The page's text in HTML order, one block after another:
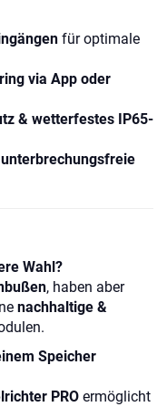
für optimale
via App oder
& wetterfestes IP65-
Wahl?
, haben aber
nachhaltige &
Speicher
PRO ermöglicht